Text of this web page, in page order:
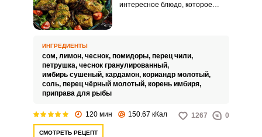
интересное блюдо, которое
ИНГРЕДИЕНТЫ
сом, лимон, чеснок, помидоры, перец чили,
петрушка, чеснок гранулированный,
имбирь сушеный, кардамон, кориандр молотый,
соль, перец чёрный молотый, корень имбиря,
приправа для рыбы
120 мин 150.67 кКал 1267 0
СМОТРЕТЬ РЕЦЕПТ